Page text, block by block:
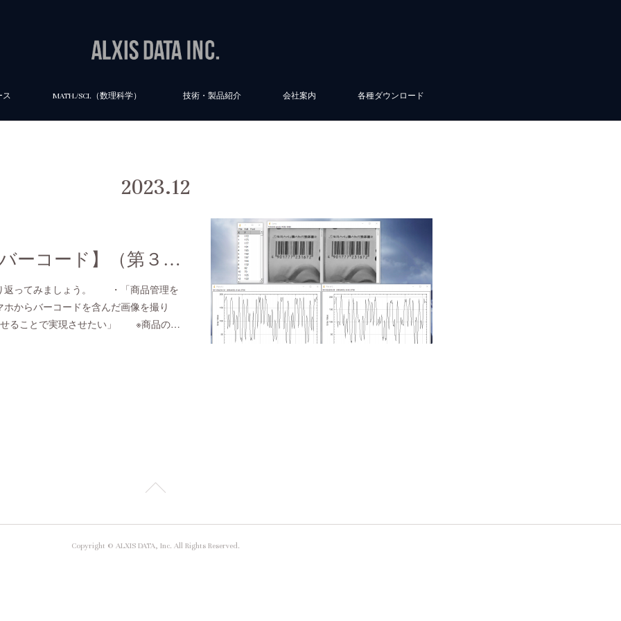
ス MATH./SCI.（数理科学） 技術・製品紹介 会社案内 各種ダウンロード
2023.12
【USE CASE：バーコード】（第３回）スマホから取得した画像を、商品管理へリンクさせる取り組み
返ってみましょう。 ・「商品管理を
らバーコードを含んだ画像を撮り
せることで実現させたい」 ※商品の…
Copyright © ALXIS DATA, Inc. All Rights Reserved.